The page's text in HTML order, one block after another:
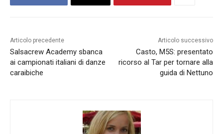
Articolo precedente
Salsacrew Academy sbanca
ai campionati italiani di danze
caraibiche
Articolo successivo
Casto, M5S: presentato
ricorso al Tar per tornare alla
guida di Nettuno